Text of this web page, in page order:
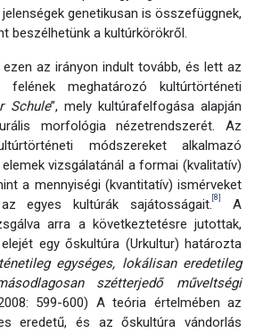
genetikusan is összefüggnek,
beszélhetünk a kultúrkörökről.
az irányon indult tovább, és lett az
meghatározó kultúrtörténeti
Schule”, mely kultúrafelfogása alapján
morfológia nézetrendszerét. Az
módszereket alkalmazó
vizsgálatánál a formai (kvalitatív)
a mennyiségi (kvantitatív) ismérveket
egyes kultúrák sajátosságait.[8]
A
arra a következtetésre jutottak,
egy őskultúra (Urkultur) határozta
egységes, lokálisan eredetileg
szétterjedő műveltségi
599-600) A teória értelmében az
eredetű, és az őskultúra vándorlás